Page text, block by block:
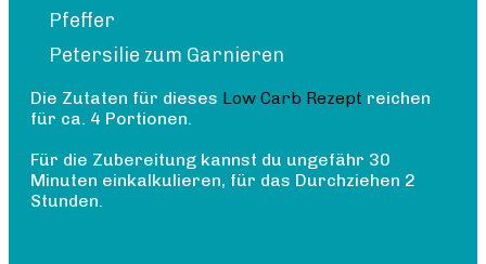
Pfeffer
Petersilie zum Garnieren
Die Zutaten für dieses Low Carb Rezept reichen
für ca. 4 Portionen.
Für die Zubereitung kannst du ungefähr 30
Minuten einkalkulieren, für das Durchziehen 2
Stunden.